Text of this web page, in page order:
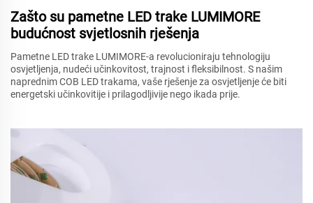
Zašto su pametne LED trake LUMIMORE
budućnost svjetlosnih rješenja
Pametne LED trake LUMIMORE-a revolucioniraju tehnologiju
osvjetljenja, nudeći učinkovitost, trajnost i fleksibilnost. S našim
naprednim COB LED trakama, vaše rješenje za osvjetljenje će biti
energetski učinkovitije i prilagodljivije nego ikada prije.